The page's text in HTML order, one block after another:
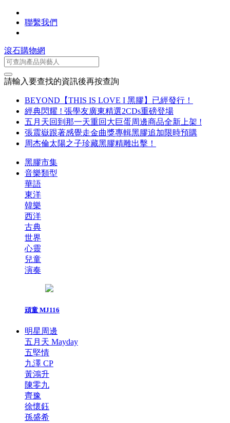
聯繫我們
滾石購物網
請輸入要查找的資訊後再按查詢
BEYOND【THIS IS LOVE I 黑膠】已經發行！
經典閃耀 ! 張學友廣東精選2CDs重磅登場
五月天回到那一天重回大巨蛋周邊商品全新上架 !
張震嶽跟著感覺走金曲獎專輯黑膠追加限時預購
周杰倫太陽之子珍藏黑膠精雕出擊！
黑膠市集
音樂類型
華語
東洋
韓樂
西洋
古典
世界
心靈
兒童
演奏
頑童 MJ116
明星周邊
五月天 Mayday
五堅情
九澤 CP
黃鴻升
陳零九
齊豫
徐懷鈺
孫盛希